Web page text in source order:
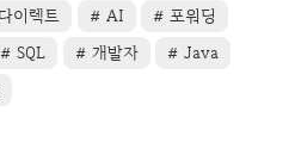
이렉트 AI
포워딩
SQL 개발자
Java